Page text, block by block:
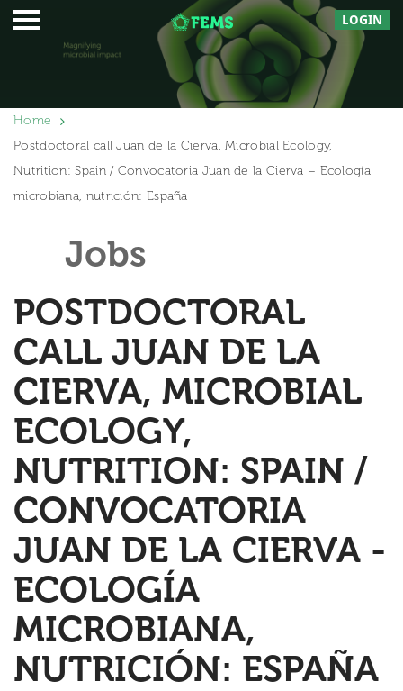
LOGIN
Home
Postdoctoral call Juan de la Cierva, Microbial Ecology,
Nutrition: Spain / Convocatoria Juan de la Cierva – Ecología
microbiana, nutrición: España
Jobs
POSTDOCTORAL
CALL JUAN DE LA
CIERVA, MICROBIAL
ECOLOGY,
NUTRITION: SPAIN /
CONVOCATORIA
JUAN DE LA CIERVA -
ECOLOGÍA
MICROBIANA,
NUTRICIÓN: ESPAÑA